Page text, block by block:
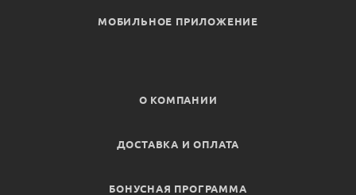
МОБИЛЬНОЕ ПРИЛОЖЕНИЕ
О КОМПАНИИ
ДОСТАВКА И ОПЛАТА
БОНУСНАЯ ПРОГРАММА